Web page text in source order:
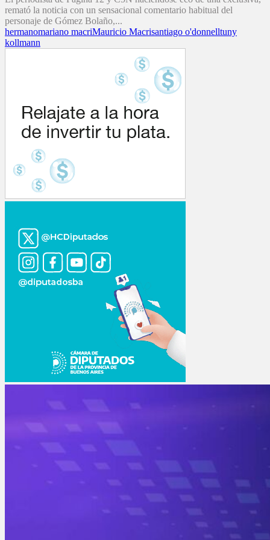
remató la noticia con un sensacional comentario habitual del
personaje de Gómez Bolaño,...
hermanomariano macriMauricio Macrisantiago o'donnelltuny
kollmann